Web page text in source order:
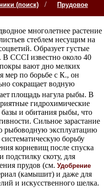
(поиск) /
Прудовое
многолетнее растение
стеблем несущим на
Образует густые
В CCCI известно около 40
вают дно мелких
мер по борьбе с К., он
сокращает водную
площадь нагула рыбы. В
гидрохимические
базы и обитания рыбы, что
Сильное зарастание
рыбоводную эксплуатацию
борьбу
корневищ после спуска
скоту, для
прудов (см. Удобрение
(камышит) и даже для
и искусственного шелка.